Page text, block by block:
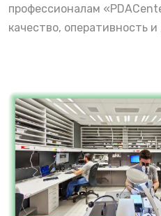
профессионалам
качество, оперативность